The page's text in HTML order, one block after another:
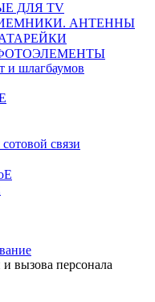
ДЛЯ TV
АНТЕННЫ
и шлагбаумов
связи
вызова персонала